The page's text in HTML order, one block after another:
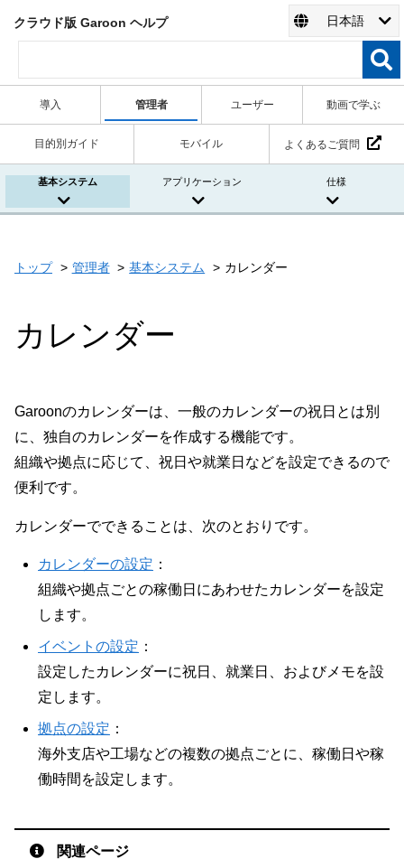
クラウド版 Garoon ヘルプ 日本語
導入 管理者 ユーザー 動画で学ぶ
目的別ガイド モバイル よくあるご質問
基本システム アプリケーション 仕様
トップ 管理者 基本システム カレンダー
カレンダー
Garoonのカレンダーは、一般のカレンダーの祝日とは別
に、独自のカレンダーを作成する機能です。
組織や拠点に応じて、祝日や就業日などを設定できるので
便利です。
カレンダーでできることは、次のとおりです。
カレンダーの設定 ：
組織や拠点ごとの稼働日にあわせたカレンダーを設定
します。
イベントの設定 ：
設定したカレンダーに祝日、就業日、およびメモを設
定します。
拠点の設定 ：
海外支店や工場などの複数の拠点ごとに、稼働日や稼
働時間を設定します。
関連ページ